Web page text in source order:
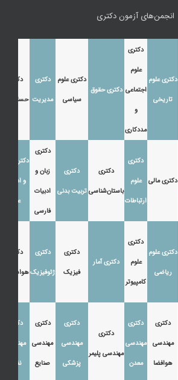
انجمن‌های آزمون دکتری
دکتری علوم
تاریخی
دکتری
علوم
اجتماعی
و
مددکاری
دکتری حقوق
دکتری علوم
سیاسی
دکتری
مدیریت
دکتری
حسابداری
دکتری مالی
دکتری
علوم
ارتباطات
دکتری
باستان‌شناسی
دکتری
تربیت بدنی
دکتری
زبان و
ادبیات
فارسی
دکتری زبان
و ادبیات
عرب
دکتری علوم
ریاضی
دکتری
علوم
کامپیوتر
دکتری آمار
دکتری
فیزیک
دکتری
ژئوفیزیک
دکتری
هواشناسی
دکتری
مهندسی
هوافضا
دکتری
مهندسی
معدن
دکتری
مهندسی پلیمر
دکتری
مهندسی
پزشکی
دکتری
مهندسی
صنایع
دکتری
مهندسی
نفت